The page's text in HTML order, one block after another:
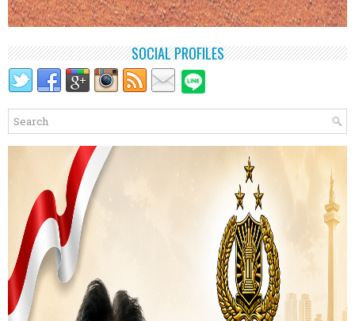
SOCIAL PROFILES